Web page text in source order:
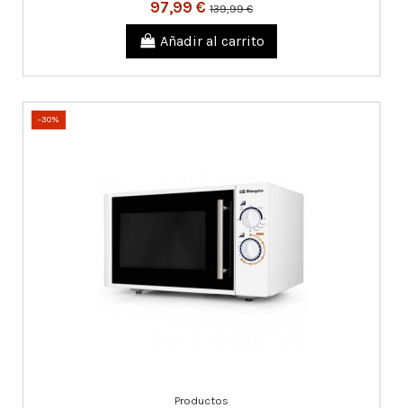
97,99 € 139,99 €
Añadir al carrito
-30%
Productos